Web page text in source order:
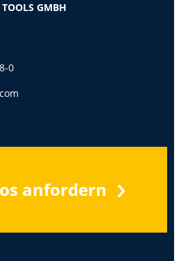
GMBH
0
anfordern